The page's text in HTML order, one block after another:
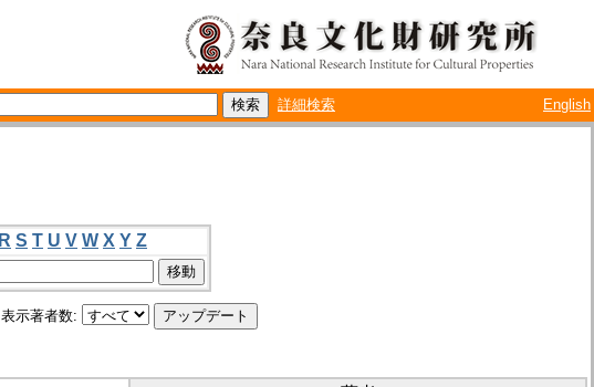
詳細検索 English
R S T U V W X Y Z
表示著者数: